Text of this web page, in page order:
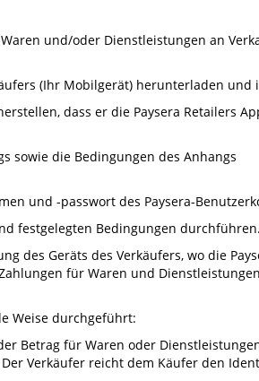
und/oder Dienstleistungen an
(Ihr Mobilgerät) herunterladen und
dass er die Paysera Retailers
sowie die Bedingungen des Anhangs
und -passwort des Paysera-
festgelegten Bedingungen durchführen.
des Geräts des Verkäufers, wo die
für Waren und Dienstleistungen
Weise durchgeführt:
Betrag für Waren oder
Verkäufer reicht dem Käufer den